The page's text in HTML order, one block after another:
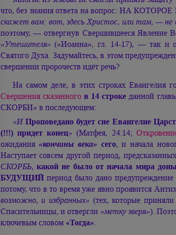
что, без знания ответа на вопрос: НА
скажет вам: вот, здесь Христос, или там, — не
поэтому, — отвергнув Свершившееся
«Утешителя» («Иоанна», гл. 14-17), — так и
Святого Духа. Задумайтесь, в этом
свершении пророчеств идёт речь?
На самом деле, в этих строках Евангелия
Свершения сказанного в 14 строке данной
СКОРБИ» в последующем:
«И Проповедано будет сие Евангелие
(!!!) придет конец» (Матфея, 24:14;
ожидания«кончины века» сего, и начала
Наступает совсем другой период,
СКОРБЬ, какой не было от начала мира
БУДУЩИЙпериод было дано предупреждение
потому, что в то время уже явно проявится
возможно, и избранных» (тех, которые
Спасительницы, и отвергли «метку зверя»).
ключевым словом «Тогда».